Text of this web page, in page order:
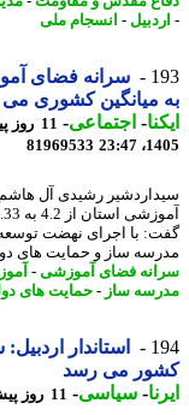
-انسجام ملی
سرانه فضای
میانگین کشوری می
-اجتماعی-
81969533
رشیدی آل هاشم از
آموزشی
با اجرای نهضت توسعه
ساز و حمایت های دولت و
فضای آموزشی -آموزش
ساز -حمایت های دولت
استاندار اردبیل:
می رسد
-سیاسی-11 روز پیش - دوشنبه 5 مرداد 1405، 23:30